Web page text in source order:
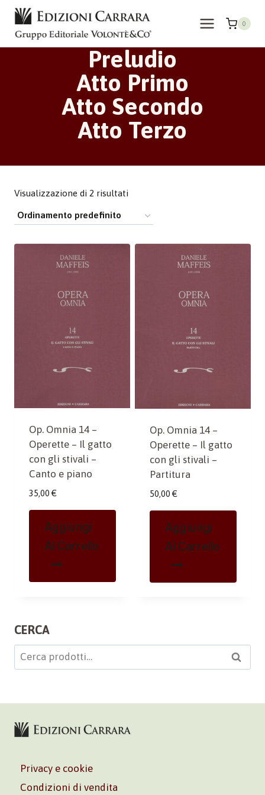
Salta
contenuto
0
Preludio
Atto Primo
Atto Secondo
Atto Terzo
Visualizzazione di 2 risultati
Op. Omnia 14 –
Operette – Il gatto
con gli stivali –
Canto e piano
35,00 €
Aggiungi
Al Carrello
Op. Omnia 14 –
Operette – Il gatto
con gli stivali –
Partitura
50,00 €
Aggiungi
Al Carrello
CERCA
Cerca: Cerca
Privacy e cookie
Condizioni di vendita